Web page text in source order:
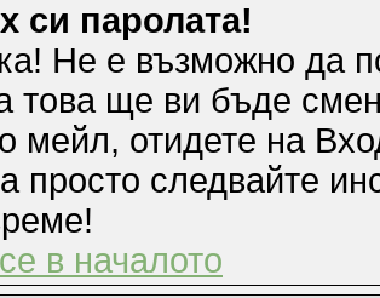
си паролата!
Не е възможно да
това ще ви бъде
мейл, отидете на
просто следвайте
в началото